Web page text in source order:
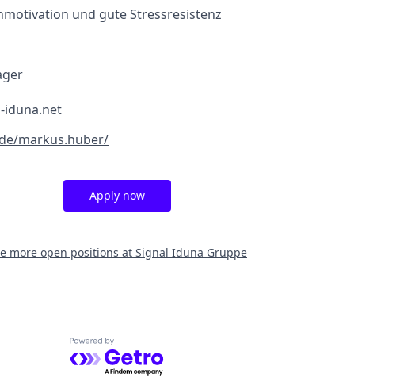
und gute Stressresistenz
iduna.net
markus.huber/
Apply now
more open positions at Signal Iduna Gruppe
Powered by Getro.com